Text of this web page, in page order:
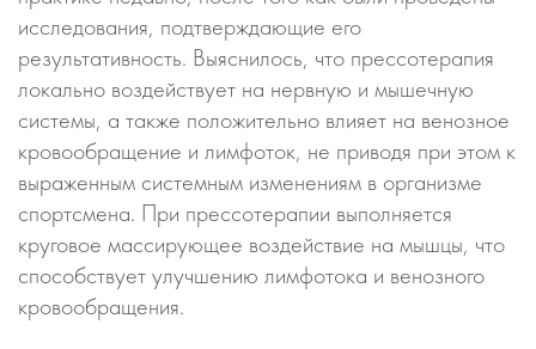
исследования, подтверждающие его
результативность. Выяснилось, что прессотерапия
локально воздействует на нервную и мышечную
системы, а также положительно влияет на венозное
кровообращение и лимфоток, не приводя при этом к
выраженным системным изменениям в организме
спортсмена. При прессотерапии выполняется
круговое массирующее воздействие на мышцы, что
способствует улучшению лимфотока и венозного
кровообращения.